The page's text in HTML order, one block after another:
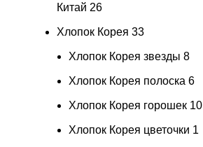
Китай 26
Хлопок Корея 33
Хлопок Корея звезды 8
Хлопок Корея полоска 6
Хлопок Корея горошек 10
Хлопок Корея цветочки 1